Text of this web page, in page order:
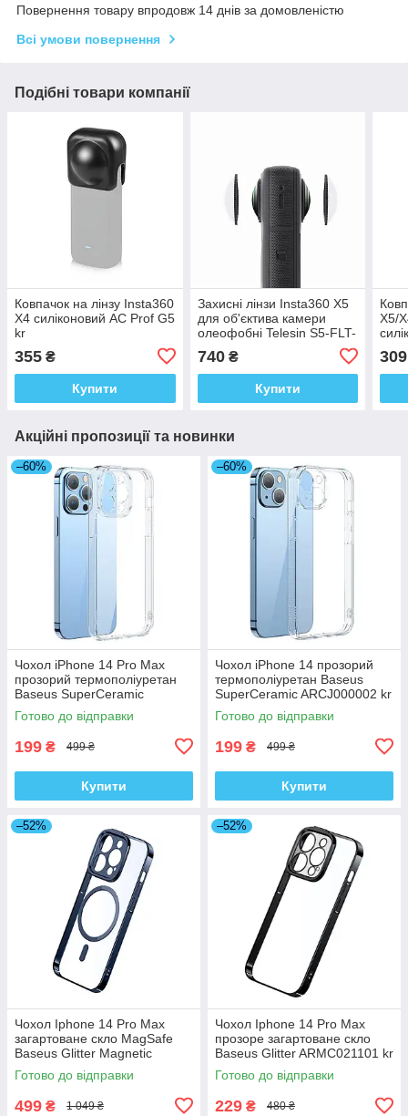
Повернення товару впродовж 14 днів за домовленістю
Всі умови повернення
Подібні товари компанії
Ковпачок на лінзу Insta360
X4 силіконовий AC Prof G5
kr
355 ₴
Купити
Захисні лінзи Insta360 X5
для об'єктива камери
олеофобні Telesin S5-FLT-
740₴
Купити
X5/
309
Акційні пропозиції та новинки
–60%
Чохол iPhone 14 Pro Max
прозорий термополіуретан
Baseus SuperCeramic
ARCJ010102 kr
Готово до відправки
199 ₴ 499 ₴
Купити
–60%
Чохол iPhone 14 прозорий
термополіуретан Baseus
SuperCeramic ARCJ000002 kr
Готово до відправки
199 ₴ 499 ₴
Купити
–52%
Чохол Iphone 14 Pro Max
загартоване скло MagSafe
Baseus Glitter Magnetic
ARMC010703 kr
Готово до відправки
499 ₴ 1 049 ₴
–52%
Чохол Iphone 14 Pro Max
прозоре загартоване скло
Baseus Glitter ARMC021101 kr
Готово до відправки
229 ₴ 480 ₴